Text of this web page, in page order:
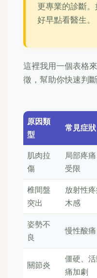
更專業的診斷
好早點看醫生。
這裡我用一個表格
徵，幫助你快速判斷
原因類
型
常見症狀
肌肉拉
傷
局部疼
受限
椎間盤
突出
放射性
木感
姿勢不
良
慢性酸
關節炎
僵硬、
痛加劇